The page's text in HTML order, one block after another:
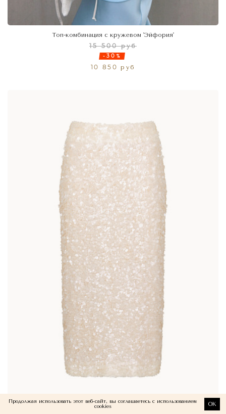
Топ-комбинация с кружевом 'Эйфория'
15 500 руб
-30%
10 850 руб
Продолжая использовать этот веб-сайт, вы соглашаетесь с использованием
cookies
OK